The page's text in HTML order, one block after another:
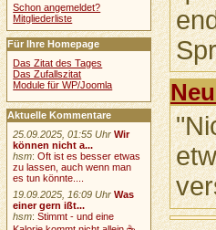
Schon angemeldet?
Mitgliederliste
Für Ihre Homepage
Das Zitat des Tages
Das Zufallszitat
Module für WP/Joomla
Aktuelle Kommentare
25.09.2025, 01:55 Uhr Wir
können nicht a...
hsm:Oft ist es besser etwas
zu lassen, auch wenn man
es tun könnte....
19.09.2025, 16:09 Uhr Was
einer gern ißt...
hsm:Stimmt - und eine